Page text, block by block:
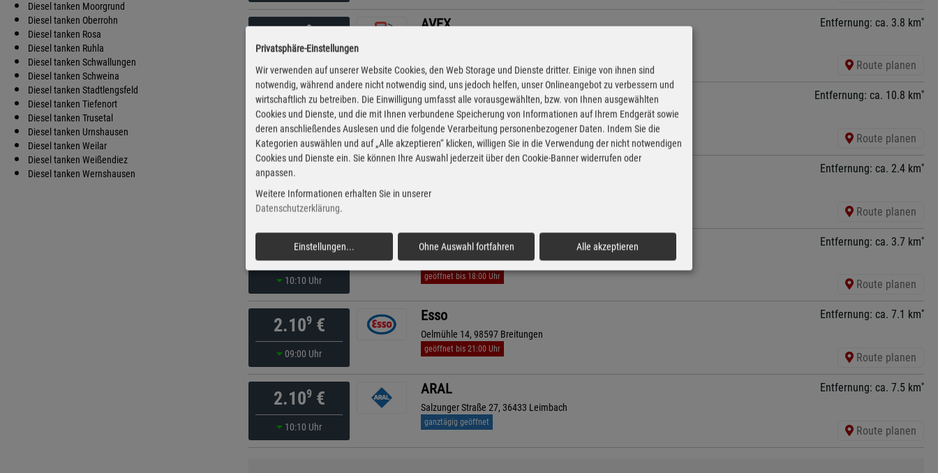
Diesel tanken Moorgrund
Diesel tanken Oberrohn
Diesel tanken Rosa
Diesel tanken Ruhla
Diesel tanken Schwallungen
Diesel tanken Schweina
Diesel tanken Stadtlengsfeld
Diesel tanken Tiefenort
Diesel tanken Trusetal
Diesel tanken Urnshausen
Diesel tanken Weilar
Diesel tanken Weißendiez
Diesel tanken Wernshausen
2.099€ AVEX Entfernung: ca. 3.8 km*
Route planen
2.099€
vor 27 Minuten
TotalEnergies
An Der B62 2, 36469 Bad Salzungen
geöffnet bis 21:00 Uhr
Entfernung: ca. 10.8 km*
Route planen
2.10
08:55 Uhr
Entfernung: ca. 2.4 km*
Route planen
2.109€
10:10 Uhr
Q1
Moorgrundstr. 1 a, 36433 Bad Salzungen
geöffnet bis 18:00 Uhr
Entfernung: ca. 3.7 km*
Route planen
2.109€
09:00 Uhr
Esso
Oelmühle 14, 98597 Breitungen
geöffnet bis 21:00 Uhr
Entfernung: ca. 7.1 km*
Route planen
2.109€
10:10 Uhr
ARAL
Salzunger Straße 27, 36433 Leimbach
ganztägig geöffnet
Entfernung: ca. 7.5 km*
Route planen
Privatsphäre-Einstellungen
Wir verwenden auf unserer Website Cookies, den Web Storage und Dienste dritter. Einige von ihnen sind
notwendig, während andere nicht notwendig sind, uns jedoch helfen, unser Onlineangebot zu verbessern und
wirtschaftlich zu betreiben. Die Einwilligung umfasst alle vorausgewählten, bzw. von Ihnen ausgewählten
Cookies und Dienste, und die mit Ihnen verbundene Speicherung von Informationen auf Ihrem Endgerät sowie
deren anschließendes Auslesen und die folgende Verarbeitung personenbezogener Daten. Indem Sie die
Kategorien auswählen und auf „Alle akzeptieren“ klicken, willigen Sie in die Verwendung der nicht notwendigen
Cookies und Dienste ein. Sie können Ihre Auswahl jederzeit über den Cookie-Banner widerrufen oder
anpassen.
Weitere Informationen erhalten Sie in unserer
Datenschutzerklärung.
Einstellungen... Ohne Auswahl fortfahren Alle akzeptieren